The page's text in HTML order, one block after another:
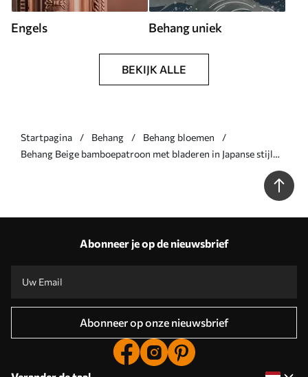
Engels Behang uniek
BEKIJK ALLE
Startpagina Behang
Behang bloemen
Behang Beige bamboepatroon met bladeren in Japanse stijl
Abonneer je op de nieuwsbrief
Abonneer op onze nieuwsbrief